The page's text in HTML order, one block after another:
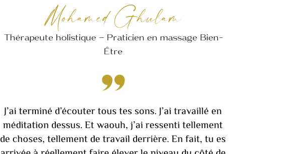
Mohamed Ghulam
Thérapeute holistique – Praticien en massage Bien-
Être
J’ai terminé d’écouter tous tes sons. J’ai travaillé en
méditation dessus. Et waouh, j’ai ressenti tellement
de choses, tellement de travail derrière. En fait, tu es